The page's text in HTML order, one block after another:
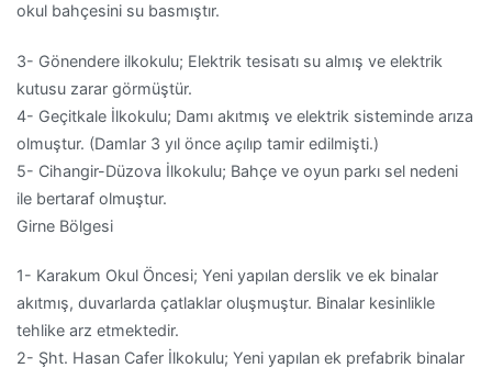
okul bahçesini su basmıştır.
3- Gönendere ilkokulu; Elektrik tesisatı su almış ve elektrik
kutusu zarar görmüştür.
4- Geçitkale İlkokulu; Damı akıtmış ve elektrik sisteminde arıza
olmuştur. (Damlar 3 yıl önce açılıp tamir edilmişti.)
5- Cihangir-Düzova İlkokulu; Bahçe ve oyun parkı sel nedeni
ile bertaraf olmuştur.
Girne Bölgesi
1- Karakum Okul Öncesi; Yeni yapılan derslik ve ek binalar
akıtmış, duvarlarda çatlaklar oluşmuştur. Binalar kesinlikle
tehlike arz etmektedir.
2- Şht. Hasan Cafer İlkokulu; Yeni yapılan ek prefabrik binalar